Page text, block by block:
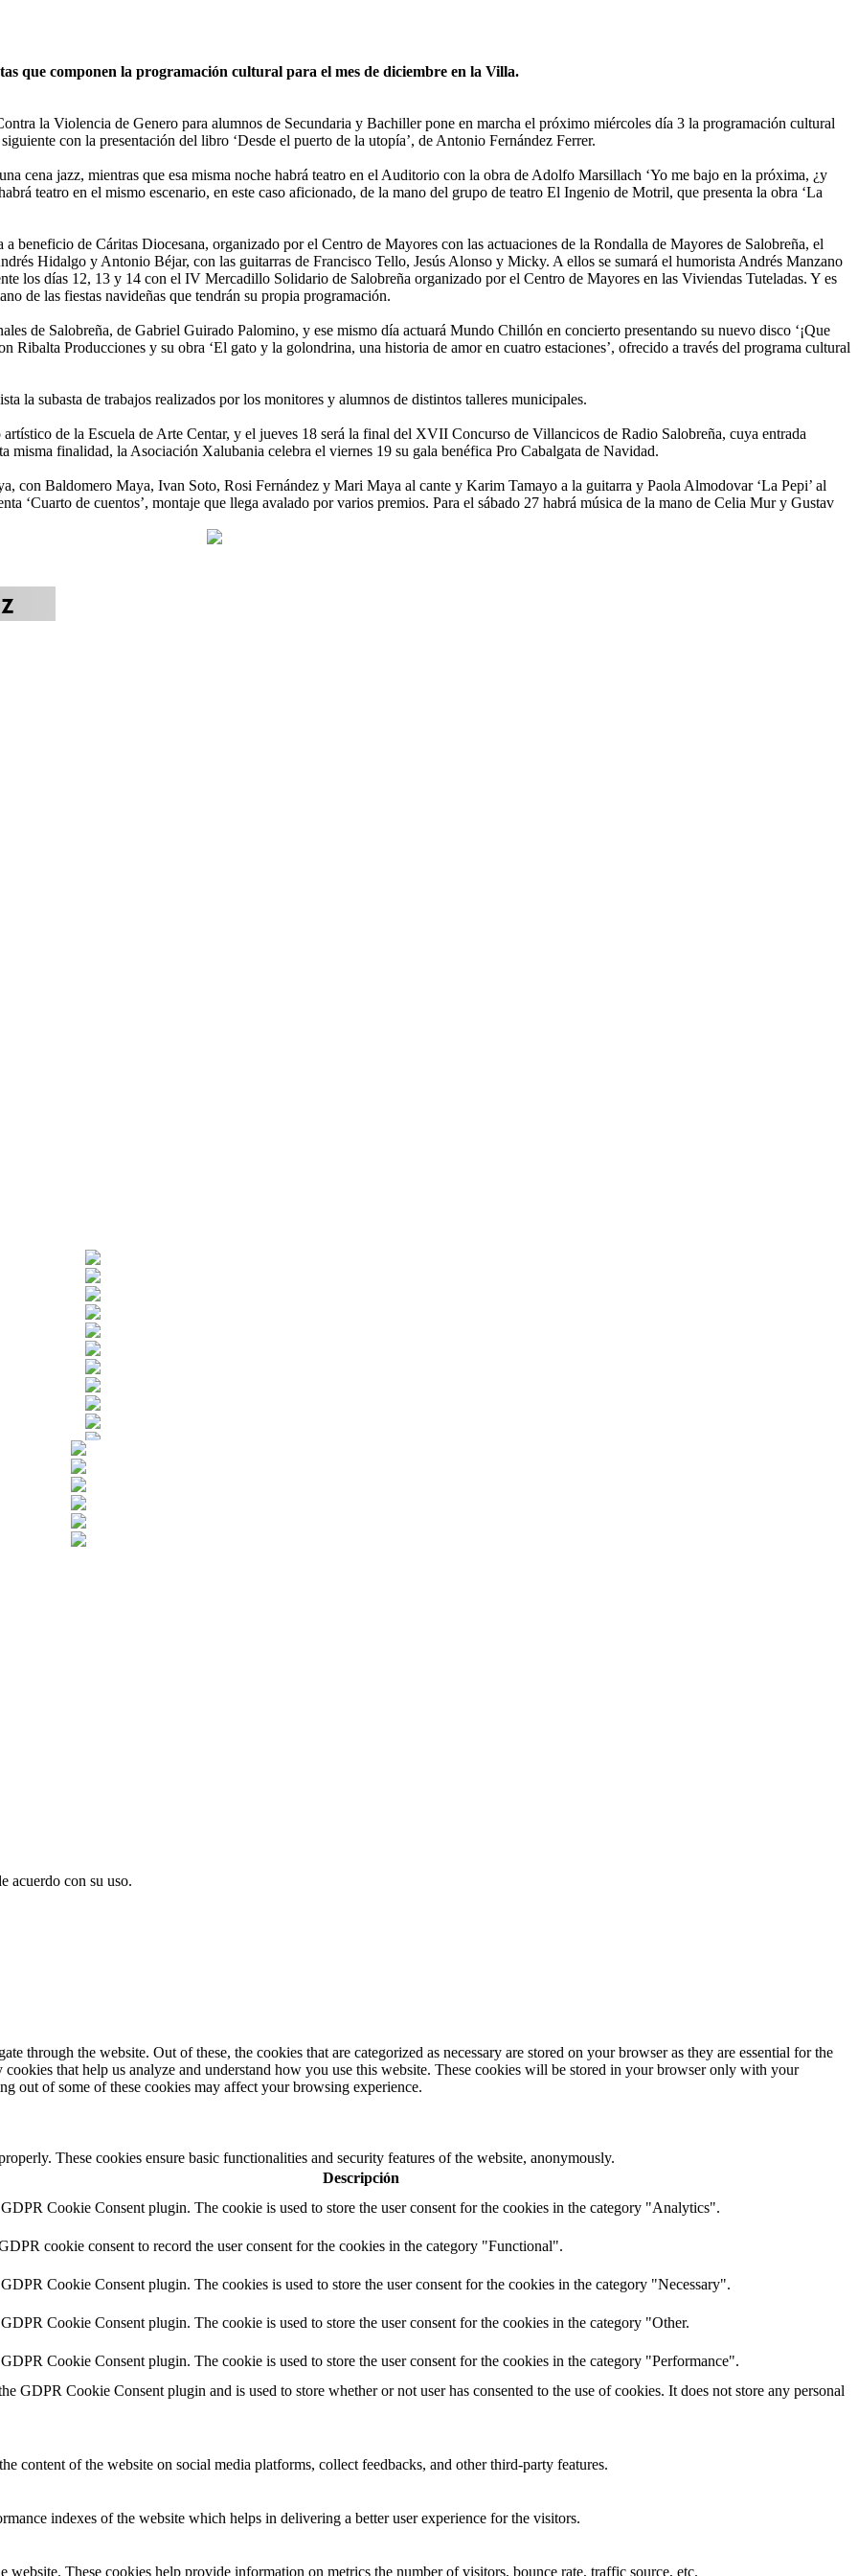
que componen la programación cultural para el mes de diciembre en la Villa.
la Violencia de Genero para alumnos de Secundaria y Bachiller pone en marcha el próximo miércoles día 3 la programación cultural
con la presentación del libro ‘Desde el puerto de la utopía’, de Antonio Fernández Ferrer.
cena jazz, mientras que esa misma noche habrá teatro en el Auditorio con la obra de Adolfo Marsillach ‘Yo me bajo en la próxima, ¿y
teatro en el mismo escenario, en este caso aficionado, de la mano del grupo de teatro El Ingenio de Motril, que presenta la obra ‘La
beneficio de Cáritas Diocesana, organizado por el Centro de Mayores con las actuaciones de la Rondalla de Mayores de Salobreña, el
Hidalgo y Antonio Béjar, con las guitarras de Francisco Tello, Jesús Alonso y Micky. A ellos se sumará el humorista Andrés Manzano
los días 12, 13 y 14 con el IV Mercadillo Solidario de Salobreña organizado por el Centro de Mayores en las Viviendas Tuteladas. Y es
de las fiestas navideñas que tendrán su propia programación.
de Salobreña, de Gabriel Guirado Palomino, y ese mismo día actuará Mundo Chillón en concierto presentando su nuevo disco ‘¡Que
Ribalta Producciones y su obra ‘El gato y la golondrina, una historia de amor en cuatro estaciones’, ofrecido a través del programa cultural
la subasta de trabajos realizados por los monitores y alumnos de distintos talleres municipales.
de la Escuela de Arte Centar, y el jueves 18 será la final del XVII Concurso de Villancicos de Radio Salobreña, cuya entrada
misma finalidad, la Asociación Xalubania celebra el viernes 19 su gala benéfica Pro Cabalgata de Navidad.
con Baldomero Maya, Ivan Soto, Rosi Fernández y Mari Maya al cante y Karim Tamayo a la guitarra y Paola Almodovar ‘La Pepi’ al
‘Cuarto de cuentos’, montaje que llega avalado por varios premios. Para el sábado 27 habrá música de la mano de Celia Mur y Gustav
acuerdo con su uso.
through the website. Out of these, the cookies that are categorized as necessary are stored on your browser as they are essential for the
that help us analyze and understand how you use this website. These cookies will be stored in your browser only with your
out of some of these cookies may affect your browsing experience.
These cookies ensure basic functionalities and security features of the website, anonymously.
Descripción
Cookie Consent plugin. The cookie is used to store the user consent for the cookies in the category "Analytics".
cookie consent to record the user consent for the cookies in the category "Functional".
Cookie Consent plugin. The cookies is used to store the user consent for the cookies in the category "Necessary".
Cookie Consent plugin. The cookie is used to store the user consent for the cookies in the category "Other.
Cookie Consent plugin. The cookie is used to store the user consent for the cookies in the category "Performance".
GDPR Cookie Consent plugin and is used to store whether or not user has consented to the use of cookies. It does not store any personal
content of the website on social media platforms, collect feedbacks, and other third-party features.
indexes of the website which helps in delivering a better user experience for the visitors.
These cookies help provide information on metrics the number of visitors, bounce rate, traffic source, etc.